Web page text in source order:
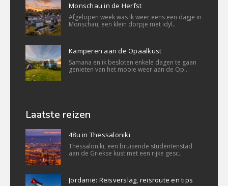
Monschau in de Herfst
Afgelopen week was ik weer eens een dagje in
Monschau, een klein dorpje met idyl..
Kamperen aan de Opaalkust
Samana en ik besloten enkele dagen te gaan
genieten van het mooie weer aan de Op..
Laatste reizen
48u in Thessaloniki
Thessaloniki, een bruisende studentenstad
aan de Griekse kust met een rijke gesc..
Jordanië: Reisverslag, reisroute en tips